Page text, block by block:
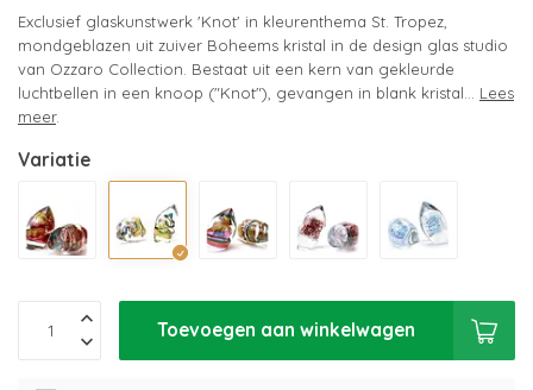
Exclusief glaskunstwerk 'Knot' in kleurenthema St. Tropez,
mondgeblazen uit zuiver Boheems kristal in de design glas studio
van Ozzaro Collection. Bestaat uit een kern van gekleurde
luchtbellen in een knoop ("Knot"), gevangen in blank kristal... Lees
meer.
Variatie
Toevoegen aan winkelwagen